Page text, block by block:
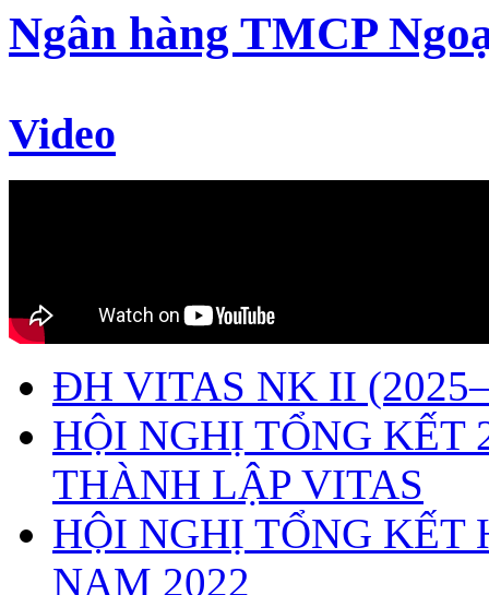
Ngân hàng TMCP
Video
ĐH VITAS NK II
HỘI NGHỊ TỔNG
THÀNH LẬP VITAS
HỘI NGHỊ TỔNG KẾT
NAM 2022